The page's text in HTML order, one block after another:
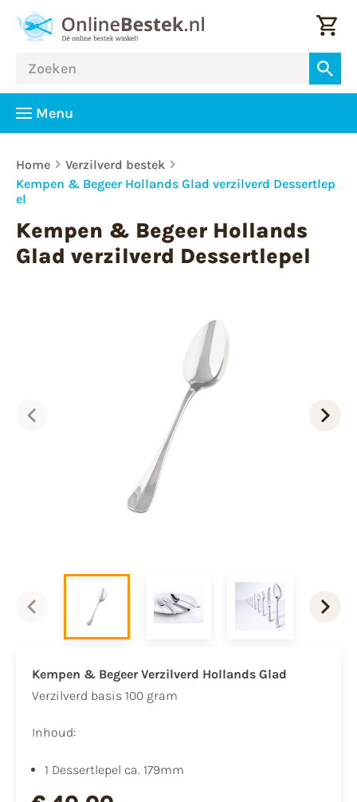
Menu
Home
Verzilverd bestek
Kempen & Begeer Hollands Glad verzilverd Dessertlep
el
Kempen & Begeer Hollands
Glad verzilverd Dessertlepel
Kempen & Begeer Verzilverd Hollands Glad
Verzilverd basis 100 gram
Inhoud:
1 Dessertlepel ca. 179mm